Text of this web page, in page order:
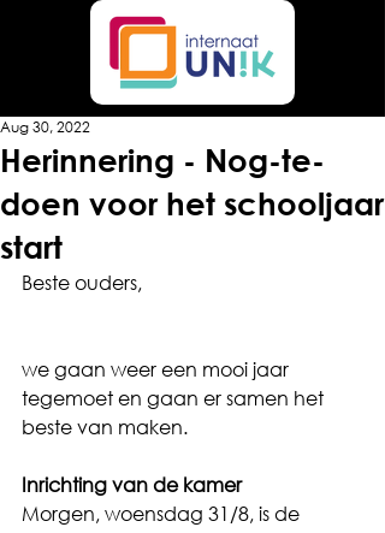
Herinnering - Nog-te-
doen voor het schooljaar
start
Aug 30, 2022
Beste ouders,
we gaan weer een mooi jaar
tegemoet en gaan er samen het
beste van maken.
Inrichting van de kamer
Morgen, woensdag 31/8, is de